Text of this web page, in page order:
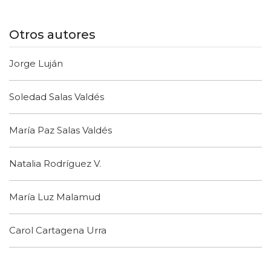
Otros autores
Jorge Luján
Soledad Salas Valdés
María Paz Salas Valdés
Natalia Rodríguez V.
María Luz Malamud
Carol Cartagena Urra